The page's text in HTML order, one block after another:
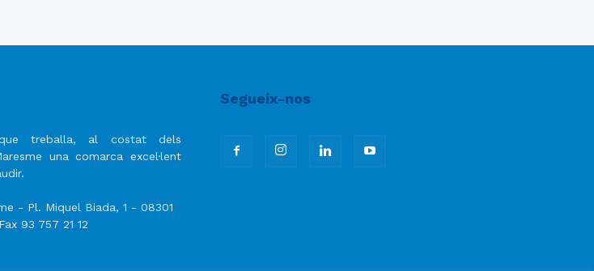
treballa, al costat dels
una comarca excel·lent
- Pl. Miquel Biada, 1 - 08301
93 757 21 12
Segueix-nos